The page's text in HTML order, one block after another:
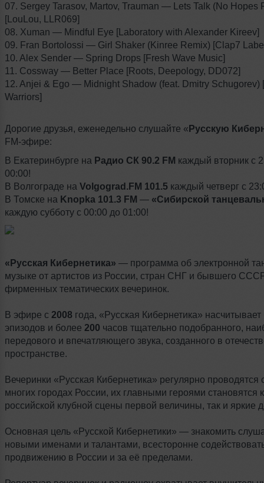
07. Sergey Tarasov, Martov, Trauman — Lets Talk (No Hopes
[LouLou, LLR069]
08. Xuman — Mindful Eye [Laboratory with Alexander Kireev]
09. Fran Bortolossi — Girl Shaker (Kinree Remix) [Clap7
10. Alex Sender — Spring Drops [Fresh Wave Music]
11. Cossway — Better Place [Roots, Deepology, DD072]
12. Anjei & Ego — Midnight Shadow (feat. Dmitry Schugorev)
Warriors]
Дорогие друзья, еженедельно слушайте « Русскую
FM-эфире:
В Екатеринбурге на Радио СК 90.2 FM каждый вторник с
00:00!
В Волгограде на Volgograd.FM 101.5 каждый четверг с
В Томске на Knopka 101.3 FM — «Сибирской
каждую субботу с 00:00 до 01:00!
«Русская Кибернетика» — программа об электронной
музыке от артистов из России, стран СНГ и бывшего
фирменных тематических вечеринок.
В эфире с 2008 года, «Русская Кибернетика»
эпизодов и более 200 часов тщательно подобранного,
передового и впечатляющего звука, созданного в
пространстве.
Вечеринки «Русская Кибернетика» регулярно проводятся
многих городах России, их главными героями становятся
российской клубной сцены первой величины, так и яркие
Основная цель «Русской Кибернетики» — знакомить
новыми именами и талантами, всесторонне
продвижению в России и за её пределами.